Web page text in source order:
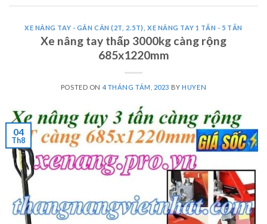
XE NÂNG TAY - GẮN CÂN (2T, 2.5T) ,XE NÂNG TAY 1 TẤN - 5 TẤN
Xe nâng tay thấp 3000kg càng rộng
685x1220mm
POSTED ON 4 THÁNG TÁM, 2023 BYHUYEN
04
Th8